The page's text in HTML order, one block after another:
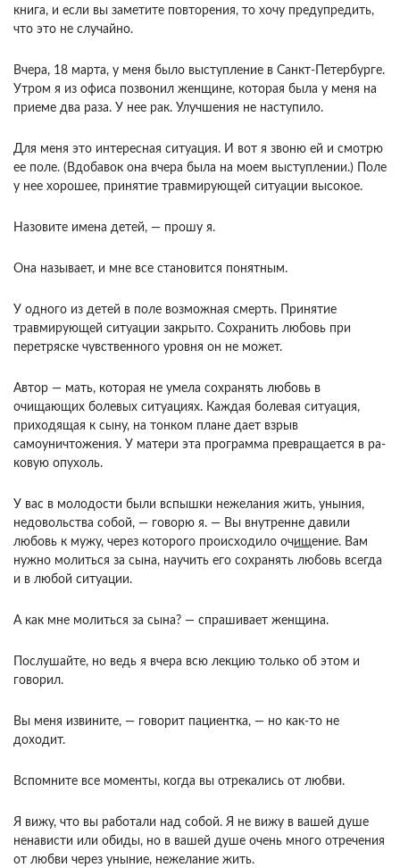
книга, и если вы заметите повторения, то хочу предупредить,
что это не слу­чайно.
Вчера, 18 марта, у меня было выступление в Санкт-Петербурге.
Утром я из офиса позвонил женщине, которая была у меня на
приеме два раза. У нее рак. Улучшения не наступило.
Для меня это интересная ситуация. И вот я звоню ей и смотрю
ее поле. (Вдобавок она вчера была на моем выступлении.) Поле
у нее хорошее, приня­тие травмирующей ситуации высокое.
Назовите имена детей, — прошу я.
Она называет, и мне все становится понятным.
У одного из детей в поле возможная смерть. При­нятие
травмирующей ситуации закрыто. Сохра­нить любовь при
перетряске чувственного уровня он не может.
Автор — мать, которая не умела со­хранять любовь в
очищающих болевых ситуаци­ях. Каждая болевая ситуация,
приходящая к сыну, на тонком плане дает взрыв
самоуничтоже­ния. У матери эта программа превращается в ра­
ковую опухоль.
У вас в молодости были вспышки нежелания жить, уныния,
недовольства собой, — говорю я. — Вы внутренне давили
любовь к мужу, через которого происходило очищение. Вам
нужно мо­литься за сына, научить его сохранять любовь все­гда
и в любой ситуации.
А как мне молиться за сына? — спрашивает женщина.
Послушайте, но ведь я вчера всю лекцию только об этом и
говорил.
Вы меня извините, — говорит пациентка, — но как-то не
доходит.
Вспомните все моменты, когда вы отрека­лись от любви.
Я вижу, что вы работали над со­бой. Я не вижу в вашей душе
ненависти или оби­ды, но в вашей душе очень много отречения
от любви через уныние, нежелание жить.